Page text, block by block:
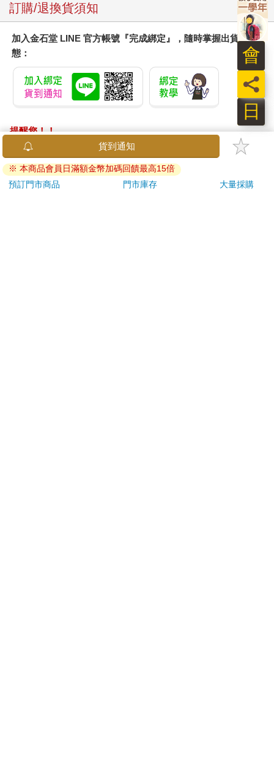
訂購/退換貨須知
加入金石堂 LINE 官方帳號『完成綁定』，隨時掌握出貨動
態：
提醒您！！
金石堂及銀行均不會請您操作ATM! 如接獲電話要求您前往
ATM提款機，請不要聽從指示，以免受騙上當！
退換貨須知：
貨到通知
※ 本商品會員日滿額金幣加碼回饋最高15倍
預訂門市商品
門市庫存 大量採購
日
員
會